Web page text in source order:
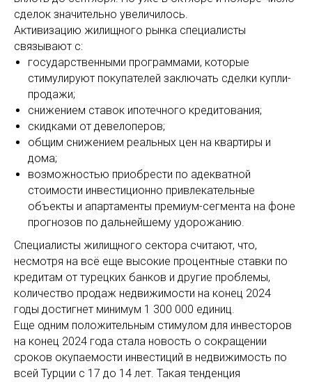
сделок значительно увеличилось.
Активизацию жилищного рынка специалисты
связывают с:
государственными программами, которые
стимулируют покупателей заключать сделки купли-
продажи;
снижением ставок ипотечного кредитования;
скидками от девелоперов;
общим снижением реальных цен на квартиры и
дома;
возможностью приобрести по адекватной
стоимости инвестиционно привлекательные
объекты и апартаменты премиум-сегмента на фоне
прогнозов по дальнейшему удорожанию.
Специалисты жилищного сектора считают, что,
несмотря на всё еще высокие процентные ставки по
кредитам от турецких банков и другие проблемы,
количество продаж недвижимости на конец 2024
годы достигнет минимум 1 300 000 единиц.
Еще одним положительным стимулом для инвесторов
на конец 2024 года стала новость о сокращении
сроков окупаемости инвестиций в недвижимость по
всей Турции с 17 до 14 лет. Такая тенденция